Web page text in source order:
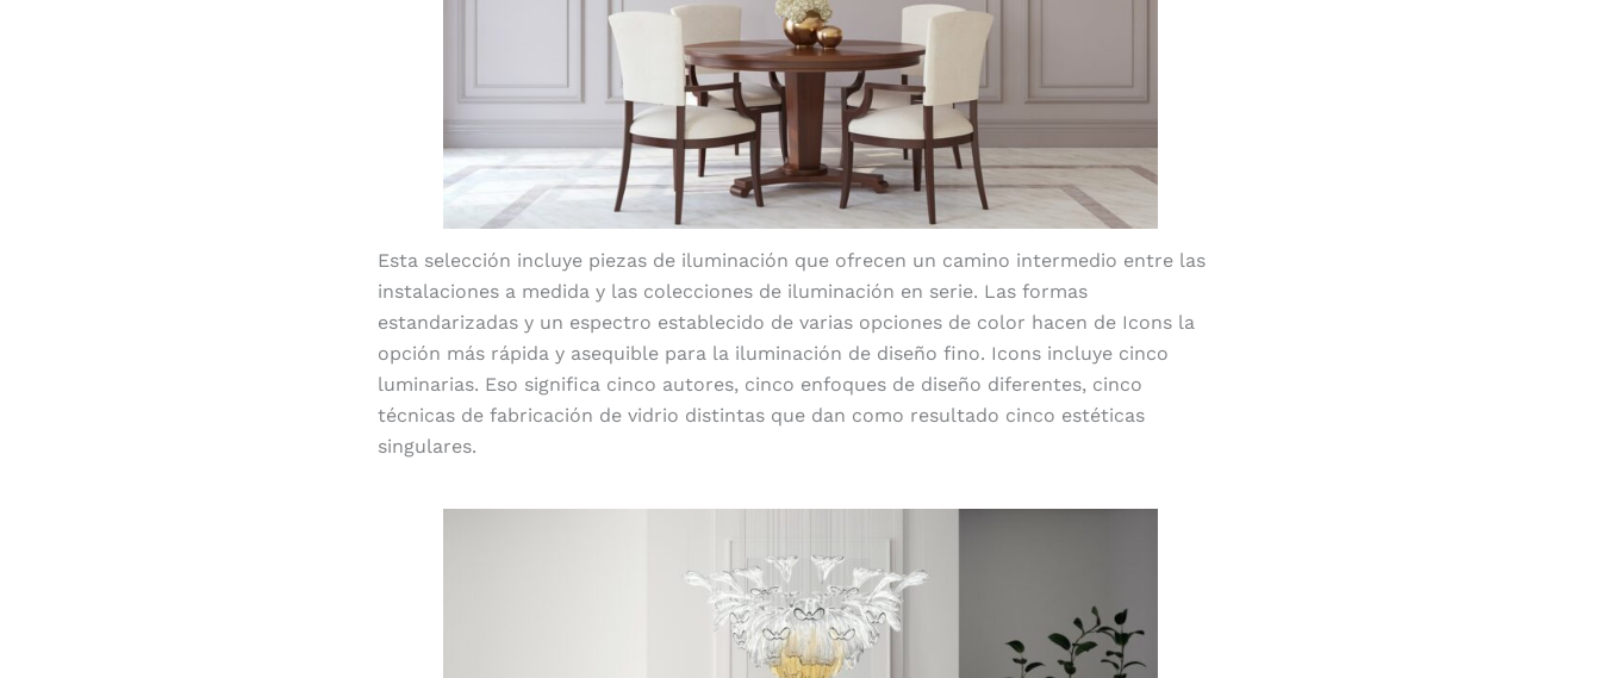
Esta selección incluye piezas de iluminación que ofrecen un camino intermedio entre las
instalaciones a medida y las colecciones de iluminación en serie. Las formas
estandarizadas y un espectro establecido de varias opciones de color hacen de Icons la
opción más rápida y asequible para la iluminación de diseño fino. Icons incluye cinco
luminarias. Eso significa cinco autores, cinco enfoques de diseño diferentes, cinco
técnicas de fabricación de vidrio distintas que dan como resultado cinco estéticas
singulares.